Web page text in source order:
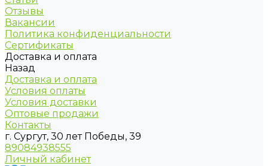
Отзывы
Вакансии
Политика конфиденциальности
Сертификаты
Доставка и оплата
Назад
Доставка и оплата
Условия оплаты
Условия доставки
Оптовые продажи
Контакты
г. Сургут, 30 лет Победы, 39
89084938555
Личный кабинет